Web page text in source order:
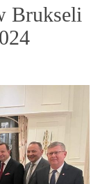
Brukseli